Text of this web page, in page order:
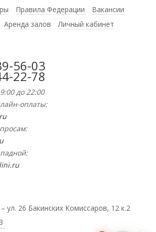
Правила Федерации
Вакансии
Аренда залов Личный кабинет
56-03
22-78
до 22:00
оплаты:
ул. 26 Бакинских Комиссаров, 12 к.2